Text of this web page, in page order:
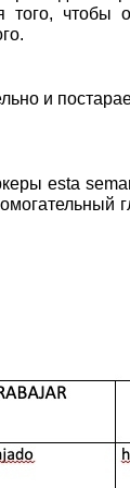
того,
и
esta